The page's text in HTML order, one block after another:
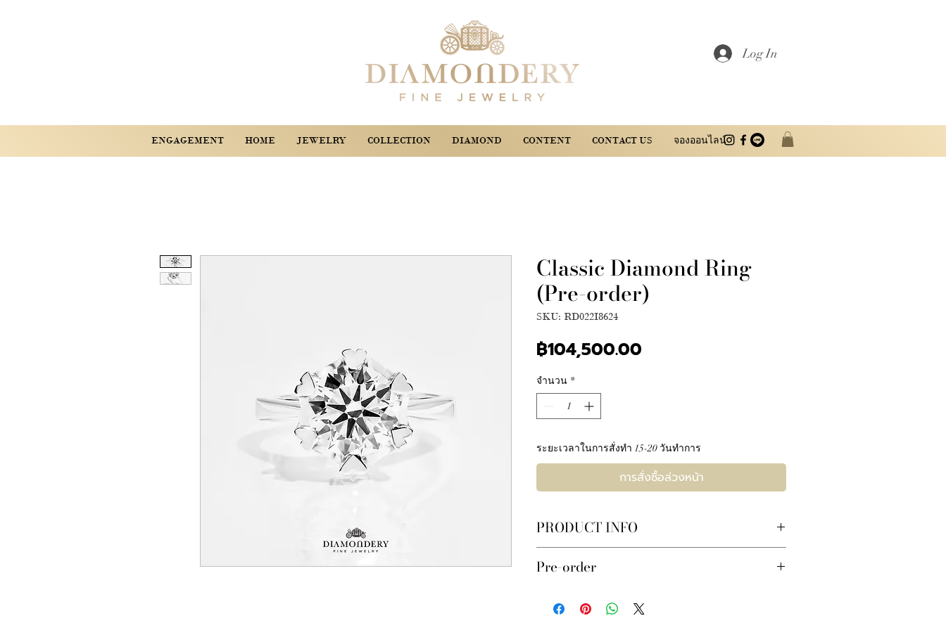
Log In
ENGAGEMENT HOME JEWELRY COLLECTION DIAMOND CONTENT CONTACT US จองออนไลน์
Classic Diamond Ring
(Pre-order)
SKU: RD022I8624
฿104,500.00
จำนวน *
ระยะเวลาในการสั่งทำ 15-20 วันทำการ
การสั่งซื้อล่วงหน้า
PRODUCT INFO
N
Pre-order